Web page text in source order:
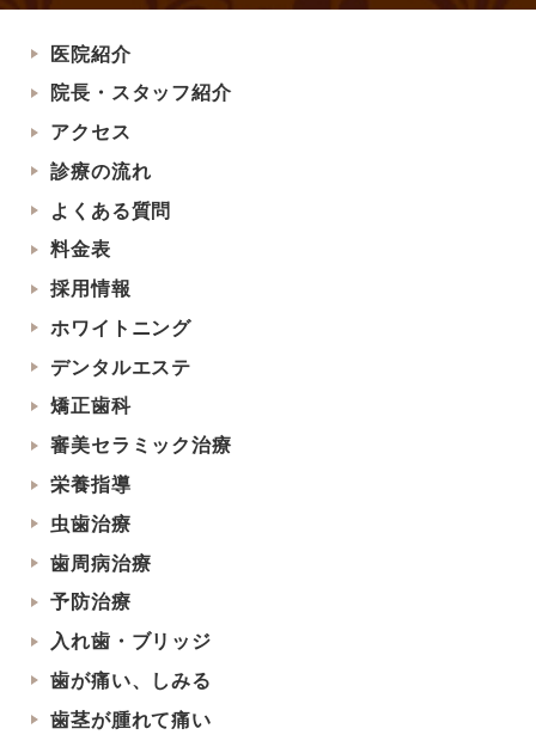
医院紹介
院長・スタッフ紹介
アクセス
診療の流れ
よくある質問
料金表
採用情報
ホワイトニング
デンタルエステ
矯正歯科
審美セラミック治療
栄養指導
虫歯治療
歯周病治療
予防治療
入れ歯・ブリッジ
歯が痛い、しみる
歯茎が腫れて痛い